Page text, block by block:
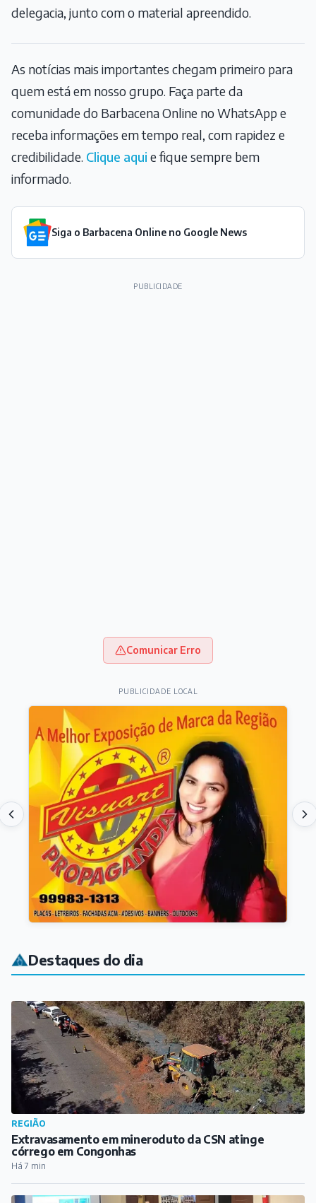
delegacia, junto com o material apreendido.
As notícias mais importantes chegam primeiro para
quem está em nosso grupo. Faça parte da
comunidade do Barbacena Online no WhatsApp e
receba informações em tempo real, com rapidez e
credibilidade. Clique aqui e fique sempre bem
informado.
Siga o Barbacena Online no Google News
PUBLICIDADE
Comunicar Erro
PUBLICIDADE LOCAL
Destaques do dia
REGIÃO
Extravasamento em mineroduto da CSN atinge
córrego em Congonhas
Há 7 min